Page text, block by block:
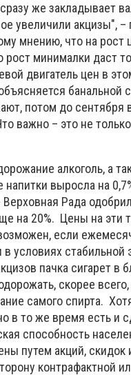
же закладывает
увеличили акцизы", –
мнению, что на рост
минималки даст
двигатель цен в
банальной
потом до сентября
важно – это не
алкоголь, а
выросла на
Рада
на 20%. Цены на эти
если
условиях стабильной
пачка сигарет в
скорее всего,
самого спирта.
в то же время есть
способность
путем акций, скидок
контрафактной